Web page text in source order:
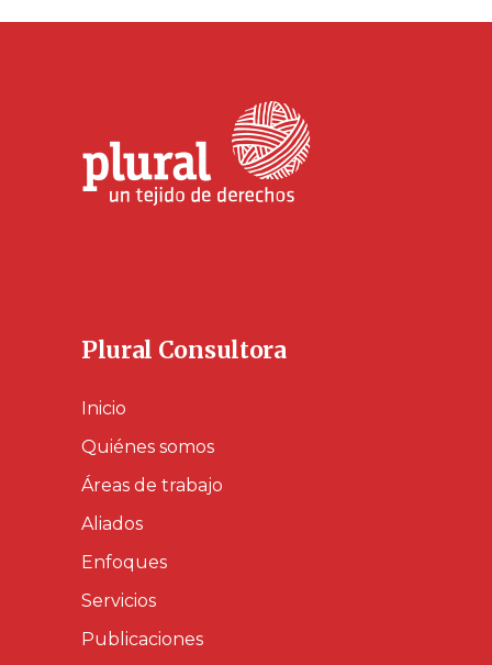
Plural Consultora
Inicio
Quiénes somos
Áreas de trabajo
Aliados
Enfoques
Servicios
Publicaciones